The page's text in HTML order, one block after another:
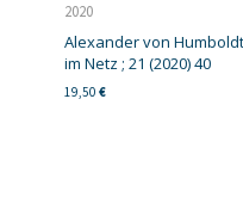
2020
Alexander von Humboldt
im Netz ; 21 (2020) 40
19,50 €